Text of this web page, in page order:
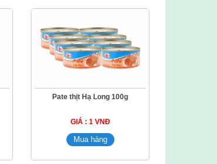
Pate thịt Hạ Long 100g
GIÁ : 1 VNĐ